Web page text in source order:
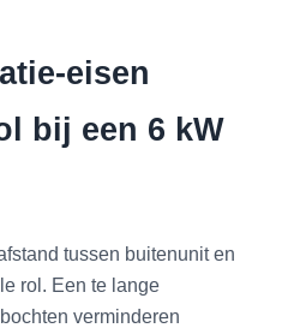
eisen
bij een 6 kW
tussen buitenunit en
rol. Een te lange
verminderen